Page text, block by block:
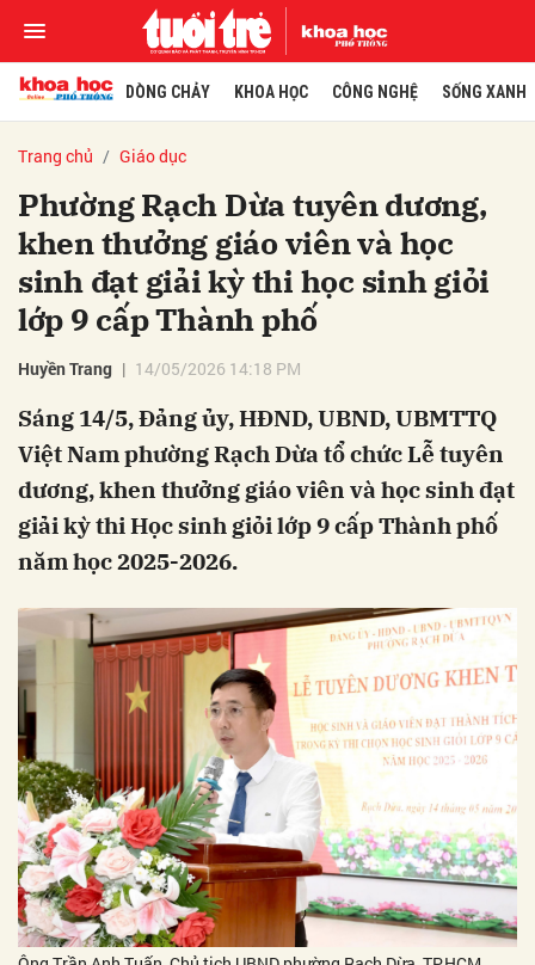
DÒNG CHẢY KHOA HỌC CÔNG NGHỆ SỐNG XANH
Trang chủ Giáo dục
Phường Rạch Dừa tuyên dương,
khen thưởng giáo viên và học
sinh đạt giải kỳ thi học sinh giỏi
lớp 9 cấp Thành phố
Huyền Trang 14/05/2026 14:18 PM
Sáng 14/5, Đảng ủy, HĐND, UBND, UBMTTQ
Việt Nam phường Rạch Dừa tổ chức Lễ tuyên
dương, khen thưởng giáo viên và học sinh đạt
giải kỳ thi Học sinh giỏi lớp 9 cấp Thành phố
năm học 2025-2026.